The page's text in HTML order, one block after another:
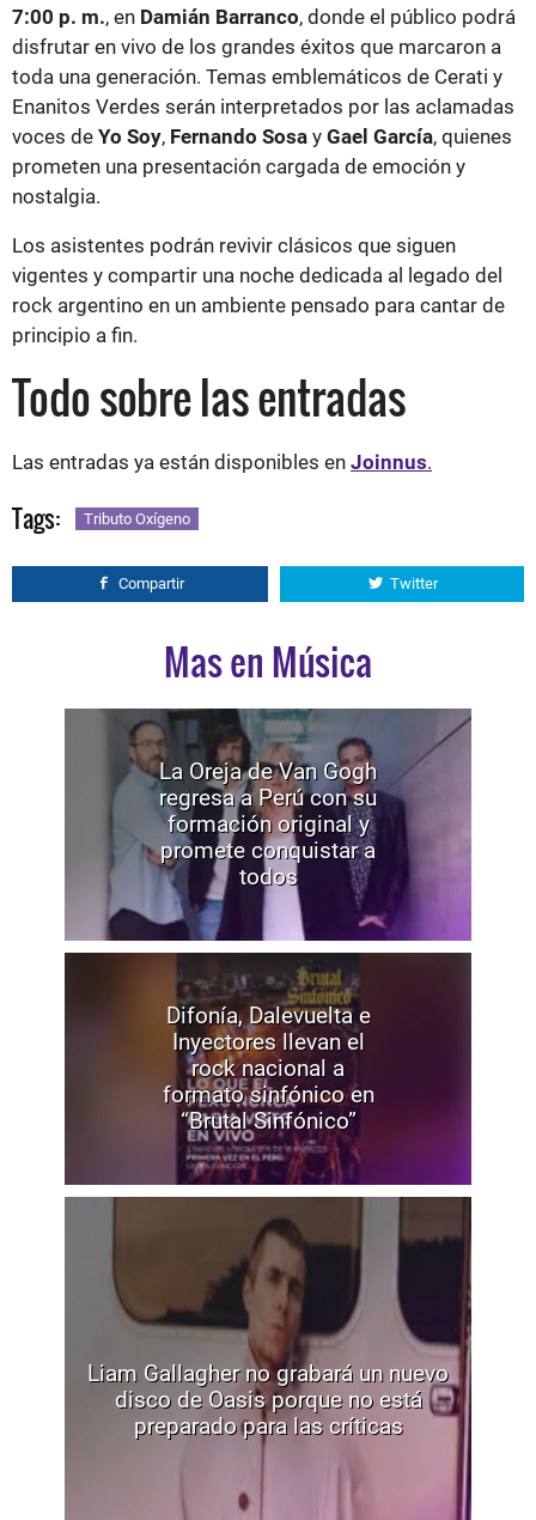
7:00 p. m., en Damián Barranco, donde el público podrá
disfrutar en vivo de los grandes éxitos que marcaron a
toda una generación. Temas emblemáticos de Cerati y
Enanitos Verdes serán interpretados por las aclamadas
voces de Yo Soy, Fernando Sosa y Gael García, quienes
prometen una presentación cargada de emoción y
nostalgia.
Los asistentes podrán revivir clásicos que siguen
vigentes y compartir una noche dedicada al legado del
rock argentino en un ambiente pensado para cantar de
principio a fin.
Todo sobre las entradas
Las entradas ya están disponibles en Joinnus.
Tags: Tributo Oxígeno
Compartir Twitter
Mas en Música
La Oreja de Van Gogh
regresa a Perú con su
formación original y
promete conquistar a
todos
Difonía, Dalevuelta e
Inyectores llevan el
rock nacional a
formato sinfónico en
“Brutal Sinfónico”
Liam Gallagher no grabará un nuevo
disco de Oasis porque no está
preparado para las críticas